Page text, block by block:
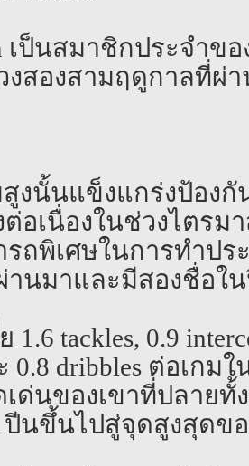
เป็นสมาชิกประจำข
สองสามฤดูกาลที่ผ่
งนั้นแข็งแกร่งป้องกั
อเนื่องในช่วงไตรม
ถพิเศษในการทำปร
านมาและมีสองชื่อใ
1.6 tackles, 0.9
0.8 dribbles ต่อเกม
ด่นของเขาที่ปลายทั้
ปีนขึ้นไปสู่จุดสูงสุดข